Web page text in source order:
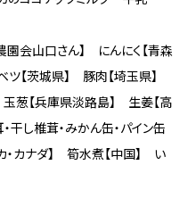
園会山口さん】 にんにく【青森
ツ【茨城県】 豚肉【埼玉県】
葱【兵庫県淡路島】 生姜【高
干し椎茸・みかん缶・パイン缶
・カナダ】 筍水煮【中国】 い